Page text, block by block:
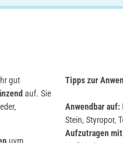
gut
auf. Sie
uvm.
Tipps zur
Anwendbar auf:
Stein, Styropor,
Aufzutragen